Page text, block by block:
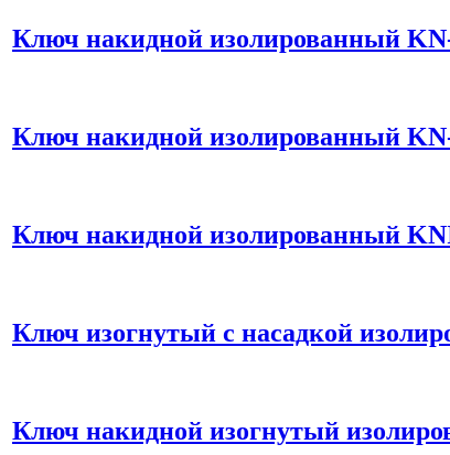
Ключ накидной изолированный
Ключ накидной изолированный
Ключ накидной изолированный
Ключ изогнутый с насадкой
Ключ накидной изогнутый